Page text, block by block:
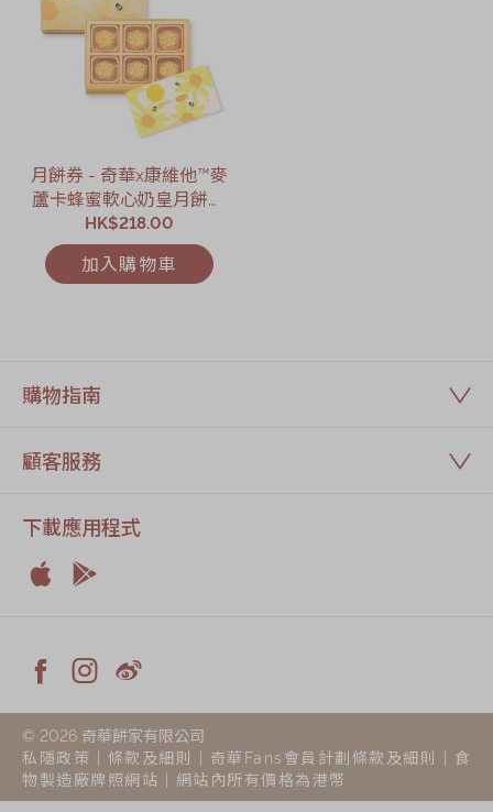
月餅券 - 奇華x康維他™麥
蘆卡蜂蜜軟心奶皇月餅禮
盒禮券
HK$218.00
加入購物車

Facebook

Instagram

Weiblog
購物指南
顧客服務
下載應用程式


© 2026 奇華餅家有限公司
私隱政策 | 條款及細則 | 奇華Fans會員計劃條款及細則 | 食
物製造廠牌照網站 | 網站內所有價格為港幣